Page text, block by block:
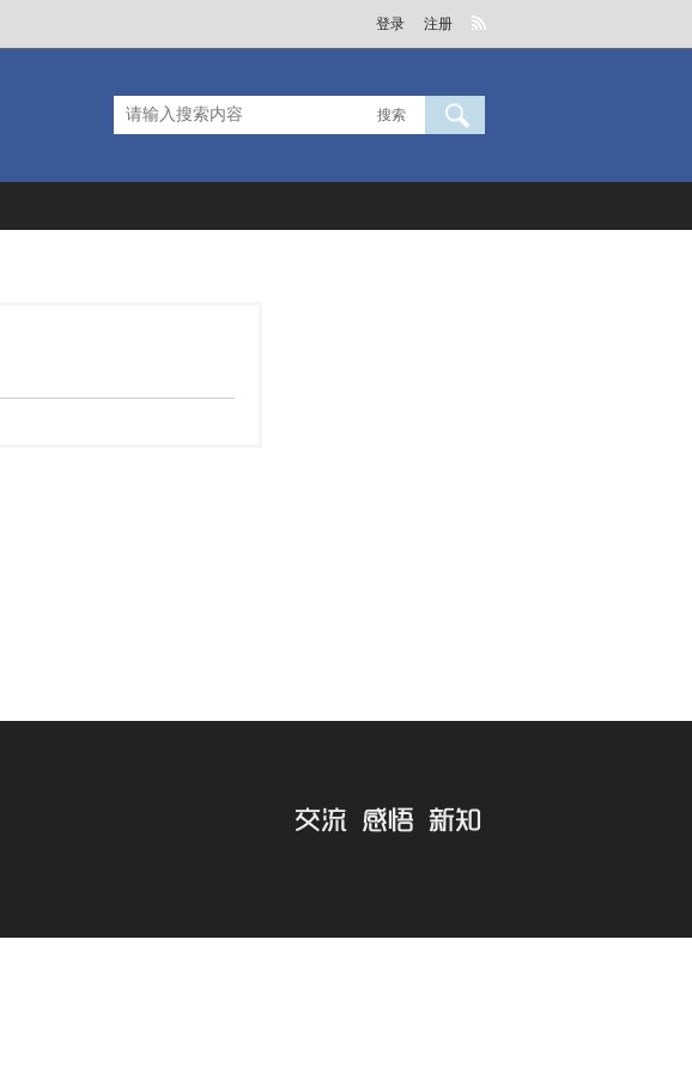
登录 注册
搜索